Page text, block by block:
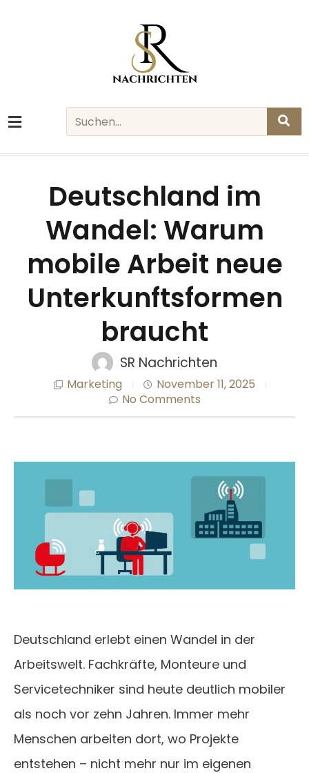
Deutschland im
Wandel: Warum
mobile Arbeit neue
Unterkunftsformen
braucht
SR Nachrichten
Marketing
November 11, 2025
No Comments
Deutschland erlebt einen Wandel in der
Arbeitswelt. Fachkräfte, Monteure und
Servicetechniker sind heute deutlich mobiler
als noch vor zehn Jahren. Immer mehr
Menschen arbeiten dort, wo Projekte
entstehen – nicht mehr nur im eigenen